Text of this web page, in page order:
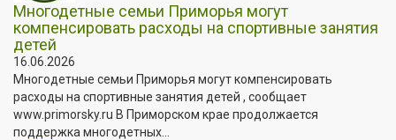
Многодетные семьи Приморья могут
компенсировать расходы на спортивные занятия
детей
16.06.2026
Многодетные семьи Приморья могут компенсировать
расходы на спортивные занятия детей , сообщает
www.primorsky.ru В Приморском крае продолжается
поддержка многодетных...